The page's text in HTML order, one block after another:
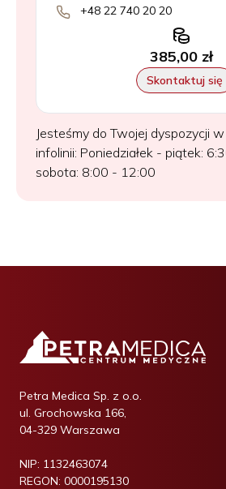
+48 22 740 20 20
385,00 zł
Skontaktuj się
Jesteśmy do Twojej dyspozycji
infolinii: Poniedziałek - piątek:
sobota: 8:00 - 12:00
Petra Medica Sp. z o.o.
ul. Grochowska 166,
04-329 Warszawa
NIP: 1132463074
REGON: 0000195130